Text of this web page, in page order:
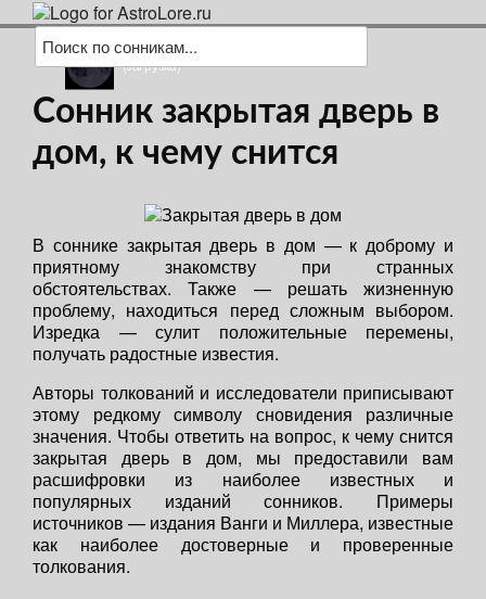
(загрузка)
Сонник закрытая дверь в
дом, к чему снится
В соннике закрытая дверь в дом — к доброму и
приятному знакомству при странных
обстоятельствах. Также — решать жизненную
проблему, находиться перед сложным выбором.
Изредка — сулит положительные перемены,
получать радостные известия.
Авторы толкований и исследователи приписывают
этому редкому символу сновидения различные
значения. Чтобы ответить на вопрос, к чему снится
закрытая дверь в дом, мы предоставили вам
расшифровки из наиболее известных и
популярных изданий сонников. Примеры
источников — издания Ванги и Миллера, известные
как наиболее достоверные и проверенные
толкования.